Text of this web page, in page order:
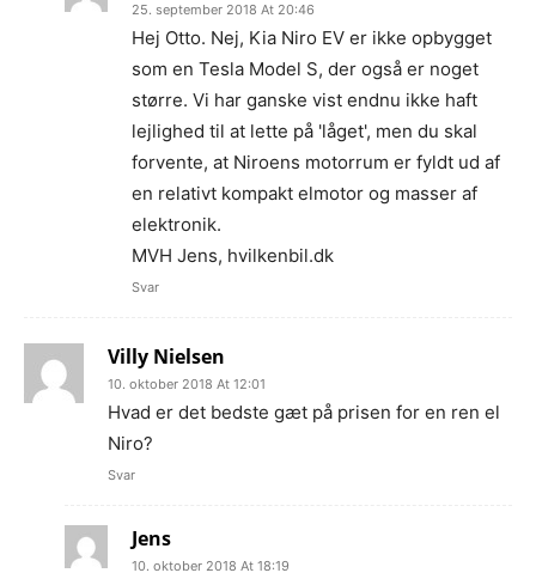
25. september 2018 At 20:46
Hej Otto. Nej, Kia Niro EV er ikke opbygget
som en Tesla Model S, der også er noget
større. Vi har ganske vist endnu ikke haft
lejlighed til at lette på 'låget', men du skal
forvente, at Niroens motorrum er fyldt ud af
en relativt kompakt elmotor og masser af
elektronik.
MVH Jens, hvilkenbil.dk
Svar
Villy Nielsen
10. oktober 2018 At 12:01
Hvad er det bedste gæt på prisen for en ren el
Niro?
Svar
Jens
10. oktober 2018 At 18:19